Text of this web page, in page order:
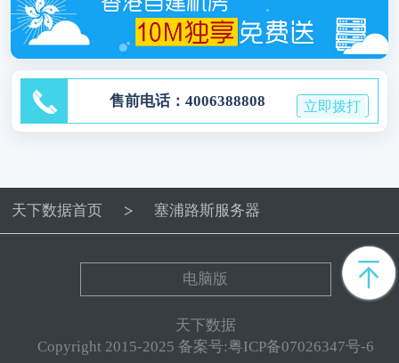
售前电话：4006388808 立即拨打
天下数据首页 塞浦路斯服务器
电脑版
天下数据
Copyright 2015-2025 备案号:粤ICP备07026347号-6